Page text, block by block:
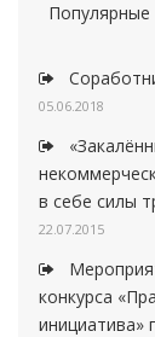
Популярные
05.06.2018
в себе силы
22.07.2015
конкурса
инициатива»